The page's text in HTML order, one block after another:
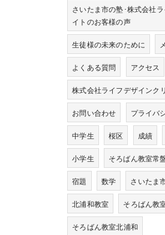
さいたま市の塾･株式会社
イトのお客様の声
生徒様の未来のために
よくある質問 アクセス
株式会社ライフデザインク
お問い合わせ プライバ
中学生 桜区 成績
小学生 そろばん教室常
宿題 数学 さいたま
北浦和教室 そろばん教
そろばん教室北浦和